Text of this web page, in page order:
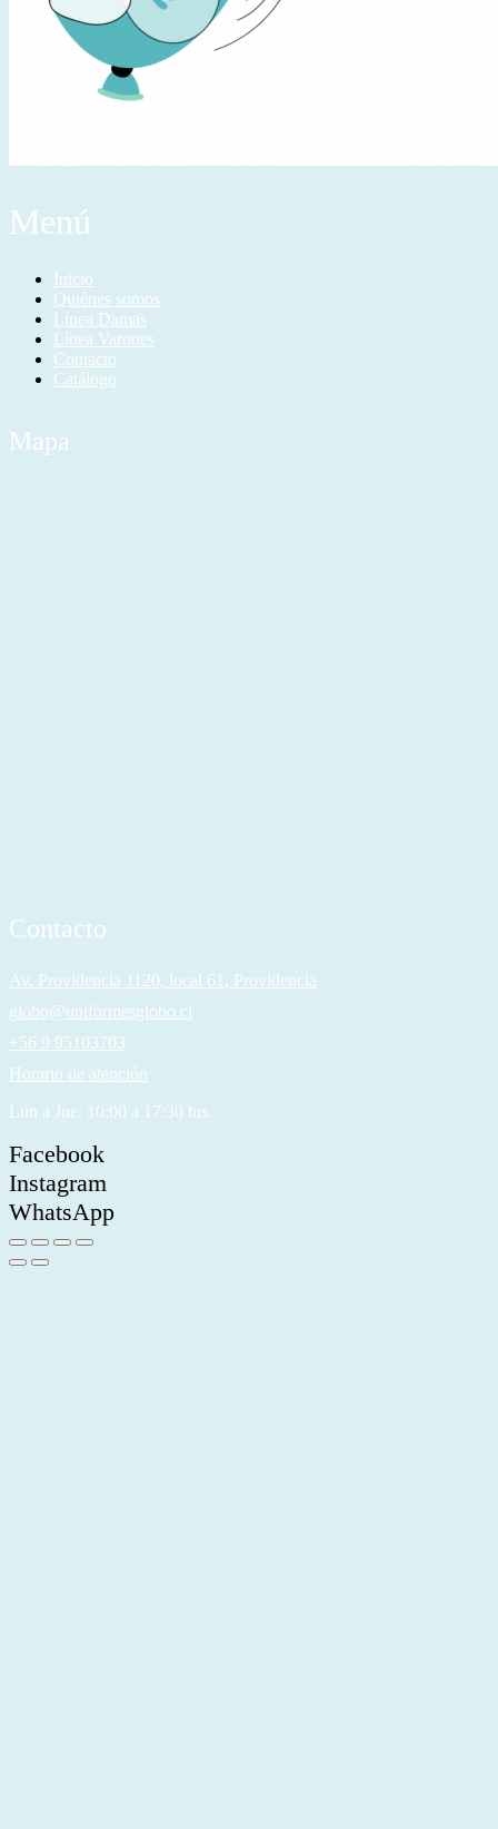
Menú
Inicio
Quiénes somos
Línea Damas
Línea Varones
Contacto
Catálogo
Mapa
Contacto
Av. Providencia 1120, local 61, Providencia
globo@uniformesglobo.cl
+56 9 95103703
Horario de atención
Lun a Jue: 10:00 a 17:30 hrs.
Facebook
Instagram
WhatsApp